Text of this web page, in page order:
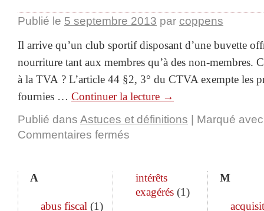
Publié le 5 septembre 2013 par coppens
Il arrive qu’un club sportif disposant d’une buvette
nourriture tant aux membres qu’à des non-membres.
à la TVA ? L’article 44 §2, 3° du CTVA exempte les
fournies … Continuer la lecture →
Publié dans Astuces et définitions
Marqué avec
Commentaires fermés
A
abus fiscal (1)
intérêts
exagérés(1)
M